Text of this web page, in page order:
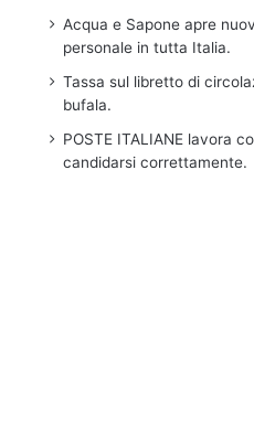
Acqua e Sapone apre
personale in tutta Italia.
Tassa sul libretto di
bufala.
POSTE ITALIANE lavora
candidarsi correttamente.